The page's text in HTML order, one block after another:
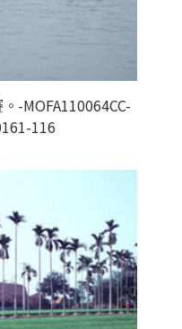
-MOFA110064CC-
116